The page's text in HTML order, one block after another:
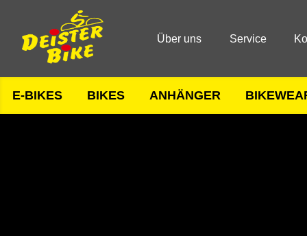
Über uns Service
E-BIKES BIKES ANHÄNGER